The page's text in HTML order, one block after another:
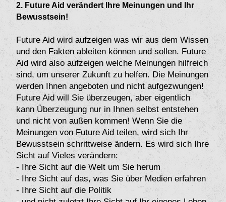
2. Future Aid verändert Ihre Meinungen und Ihr
Bewusstsein!
Future Aid wird aufzeigen was wir aus dem Wissen
und den Fakten ableiten können und sollen. Future
Aid wird also aufzeigen welche Meinungen hilfreich
sind, um unserer Zukunft zu helfen. Die Meinungen
werden Ihnen angeboten und nicht aufgezwungen!
Future Aid will Sie überzeugen, aber eigentlich
kann Überzeugung nur in Ihnen selbst entstehen
und nicht von außen kommen! Wenn Sie die
Meinungen von Future Aid teilen, wird sich Ihr
Bewusstsein schrittweise ändern. Es wird sich Ihre
Sicht auf Vieles verändern:
- Ihre Sicht auf die Welt um Sie herum
- Ihre Sicht auf das, was Sie über Medien erfahren
- Ihre Sicht auf die Politik